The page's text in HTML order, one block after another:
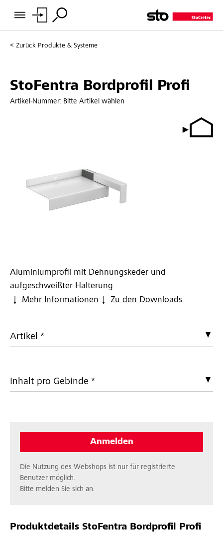
Zurück Produkte & Systeme
StoFentra Bordprofil Profi
Artikel-Nummer: Bitte Artikel wählen
Aluminiumprofil mit Dehnungskeder und
aufgeschweißter Halterung
Mehr Informationen
Zu den Downloads
Artikel *
Inhalt pro Gebinde *
Anmelden
Die Nutzung des Webshops ist nur für registrierte
Benutzer möglich.
Bitte melden Sie sich an.
Produktdetails StoFentra Bordprofil Profi